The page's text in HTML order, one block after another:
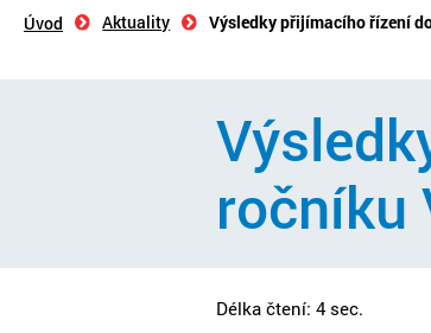
Úvod Aktuality Výsledky přijímacího řízení
ročníku
Délka čtení: 4 sec.